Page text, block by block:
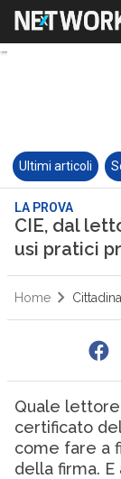
Ultimi articoli
LA PROVA
CIE, dal
usi pratici
Home
Quale
certificato
come fare a
della firma.